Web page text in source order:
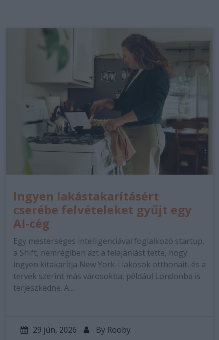
Ingyen lakástakarításért
cserébe felvételeket gyűjt egy
AI-cég
Egy mesterséges intelligenciával foglalkozó startup,
a Shift, nemrégiben azt a felajánlást tette, hogy
ingyen kitakarítja New York-i lakosok otthonait, és a
tervek szerint más városokba, például Londonba is
terjeszkedne. A…
29 jún, 2026 By Rooby